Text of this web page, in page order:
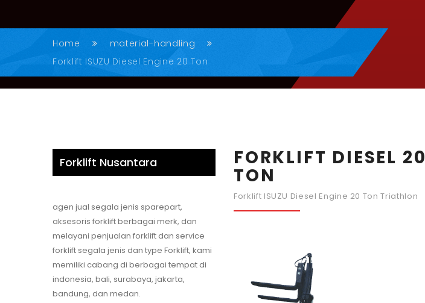
Home
material-handling
Forklift ISUZU Diesel Engine 20 Ton
FORKLIFT DIESEL 20
TON
Forklift ISUZU Diesel Engine 20 Ton Triathlon
Forklift Nusantara
agen jual segala jenis sparepart,
aksesoris forklift berbagai merk, dan
melayani penjualan forklift dan service
forklift segala jenis dan type Forklift, kami
memiliki cabang di berbagai tempat di
indonesia, bali, surabaya, jakarta,
bandung, dan medan.